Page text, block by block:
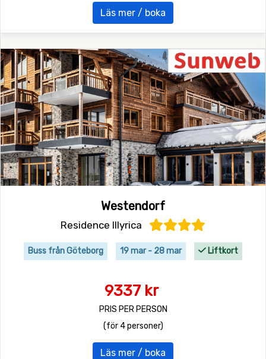
Läs mer / boka
Westendorf
Residence Illyrica
Buss från Göteborg 19 mar - 28 mar Liftkort
9337 kr
PRIS PER PERSON
(för 4 personer)
Läs mer / boka